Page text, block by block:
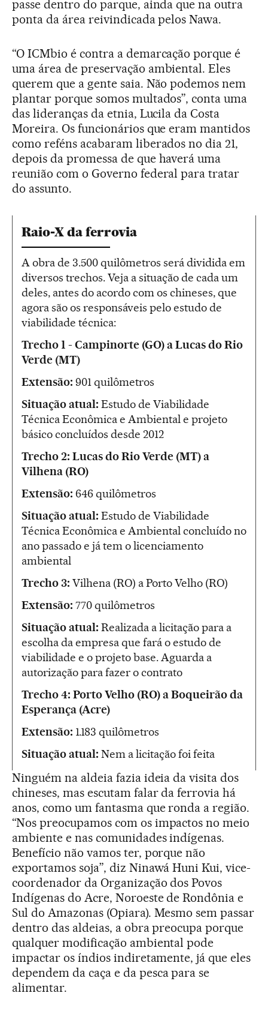
passe dentro do parque, ainda que na outra
ponta da área reivindicada pelos Nawa.
“O ICMbio é contra a demarcação porque é
uma área de preservação ambiental. Eles
querem que a gente saia. Não podemos nem
plantar porque somos multados”, conta uma
das lideranças da etnia, Lucila da Costa
Moreira. Os funcionários que eram mantidos
como reféns acabaram liberados no dia 21,
depois da promessa de que haverá uma
reunião com o Governo federal para tratar
do assunto.
Raio-X da ferrovia
A obra de 3.500 quilômetros será dividida em
diversos trechos. Veja a situação de cada um
deles, antes do acordo com os chineses, que
agora são os responsáveis pelo estudo de
viabilidade técnica:
Trecho 1 - Campinorte (GO) a Lucas do Rio
Verde (MT)
Extensão: 901 quilômetros
Situação atual: Estudo de Viabilidade
Técnica Econômica e Ambiental e projeto
básico concluídos desde 2012
Trecho 2: Lucas do Rio Verde (MT) a
Vilhena (RO)
Extensão: 646 quilômetros
Situação atual: Estudo de Viabilidade
Técnica Econômica e Ambiental concluído no
ano passado e já tem o licenciamento
ambiental
Trecho 3: Vilhena (RO) a Porto Velho (RO)
Extensão: 770 quilômetros
Situação atual: Realizada a licitação para a
escolha da empresa que fará o estudo de
viabilidade e o projeto base. Aguarda a
autorização para fazer o contrato
Trecho 4: Porto Velho (RO) a Boqueirão da
Esperança (Acre)
Extensão: 1.183 quilômetros
Situação atual: Nem a licitação foi feita
Ninguém na aldeia fazia ideia da visita dos
chineses, mas escutam falar da ferrovia há
anos, como um fantasma que ronda a região.
“Nos preocupamos com os impactos no meio
ambiente e nas comunidades indígenas.
Benefício não vamos ter, porque não
exportamos soja”, diz Ninawá Huni Kui, vice-
coordenador da Organização dos Povos
Indígenas do Acre, Noroeste de Rondônia e
Sul do Amazonas (Opiara). Mesmo sem passar
dentro das aldeias, a obra preocupa porque
qualquer modificação ambiental pode
impactar os índios indiretamente, já que eles
dependem da caça e da pesca para se
alimentar.